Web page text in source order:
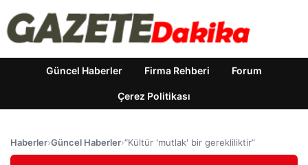
Güncel Haberler Firma Rehberi Forum
Çerez Politikası
Haberler›Güncel Haberler›“Kültür 'mutlak' bir gerekliliktir”